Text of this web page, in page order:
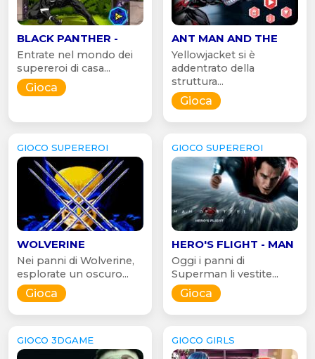
BLACK PANTHER -
Entrate nel mondo dei
supereroi di casa...
Gioca
ANT MAN AND THE
Yellowjacket si è
addentrato della
struttura...
Gioca
GIOCO SUPEREROI
WOLVERINE
Nei panni di Wolverine,
esplorate un oscuro...
Gioca
GIOCO SUPEREROI
HERO'S FLIGHT - MAN
Oggi i panni di
Superman li vestite...
Gioca
GIOCO 3DGAME GIOCO GIRLS